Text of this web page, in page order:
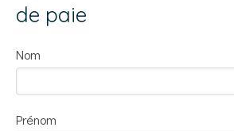
de paie
Nom
Prénom